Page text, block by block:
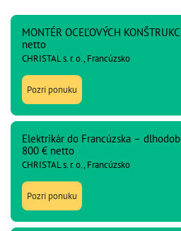
MONTÉR OCEĽOVÝCH
netto
CHRISTAL s. r. o., Francúzsko
Pozri ponuku
Elektrikár do Francúzska –
800 € netto
CHRISTAL s. r. o., Francúzsko
Pozri ponuku